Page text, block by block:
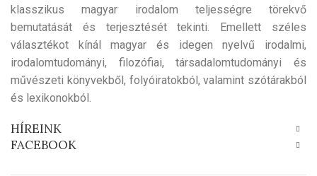
klasszikus magyar irodalom teljességre törekvő
bemutatását és terjesztését tekinti. Emellett széles
választékot kínál magyar és idegen nyelvű irodalmi,
irodalomtudományi, filozófiai, társadalomtudományi és
művészeti könyvekből, folyóiratokból, valamint szótárakból
és lexikonokból.
HÍREINK
FACEBOOK